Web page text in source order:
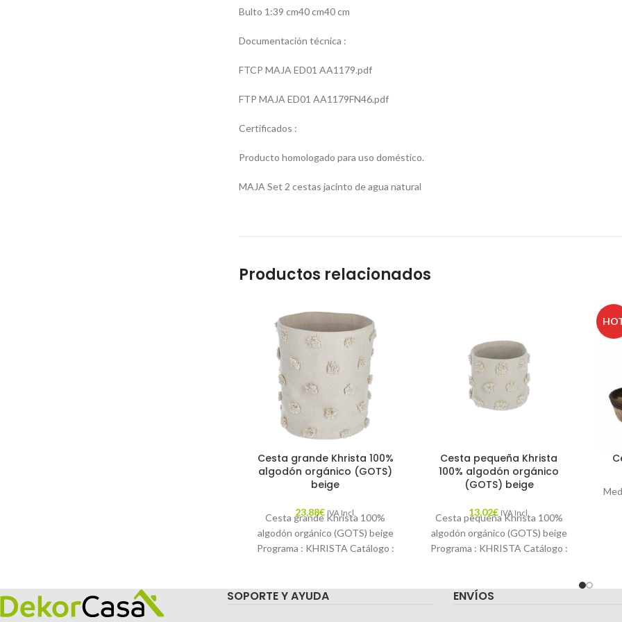
Bulto 1:39 cm40 cm40 cm
Documentación técnica :
FTCP MAJA ED01 AA1179.pdf
FTP MAJA ED01 AA1179FN46.pdf
Certificados :
Producto homologado para uso doméstico.
MAJA Set 2 cestas jacinto de agua natural
Productos relacionados
Cesta grande Khrista 100%
algodón orgánico (GOTS)
beige
23,88€ IVA Incl.
Cesta grande Khrista 100%
algodón orgánico (GOTS) beige
Programa : KHRISTA Catálogo :
Cesta pequeña Khrista
100% algodón orgánico
(GOTS) beige
13,02€ IVA Incl.
Cesta pequeña Khrista 100%
algodón orgánico (GOTS) beige
Programa : KHRISTA Catálogo :
SOPORTE Y AYUDA ENVÍOS